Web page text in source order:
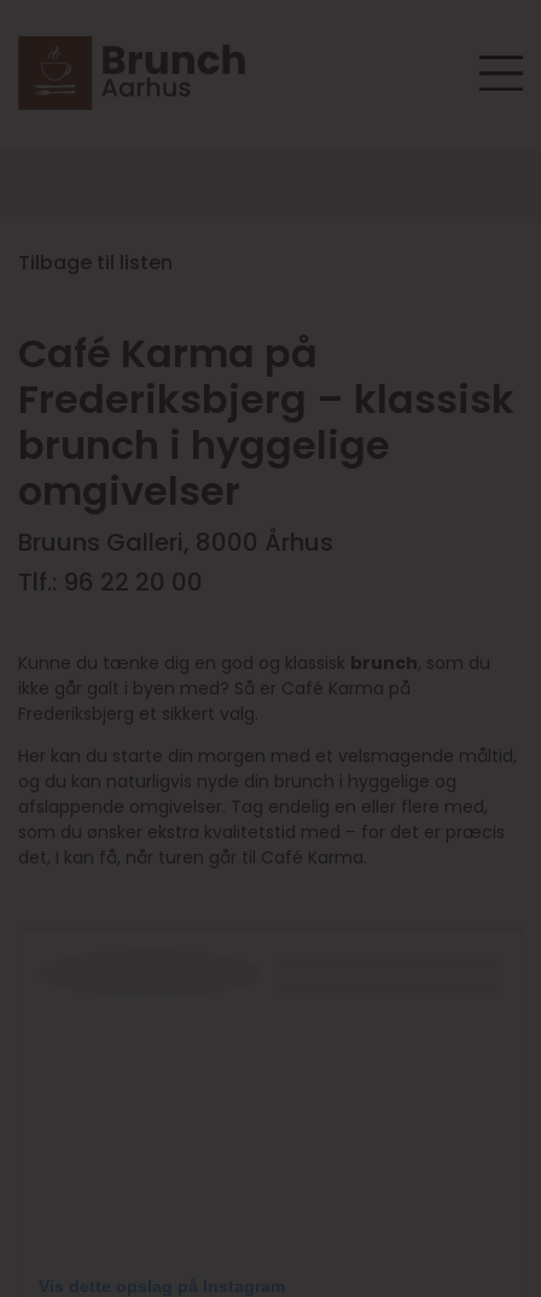
Tilbage til listen
Café Karma på
Frederiksbjerg – klassisk
brunch i hyggelige
omgivelser
Bruuns Galleri, 8000 Århus
Tlf.: 96 22 20 00
Kunne du tænke dig en god og klassisk brunch, som du
ikke går galt i byen med? Så er Café Karma på
Frederiksbjerg et sikkert valg.
Her kan du starte din morgen med et velsmagende måltid,
og du kan naturligvis nyde din brunch i hyggelige og
afslappende omgivelser. Tag endelig en eller flere med,
som du ønsker ekstra kvalitetstid med – for det er præcis
det, I kan få, når turen går til Café Karma.
Vis dette opslag på Instagram